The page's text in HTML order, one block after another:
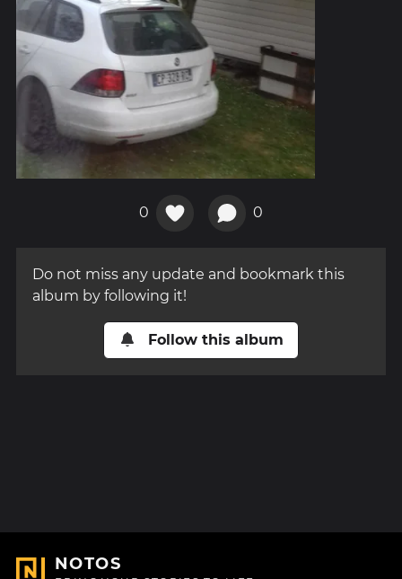
0 0
Do not miss any update and bookmark this
album by following it!
Follow this album
NOTOS